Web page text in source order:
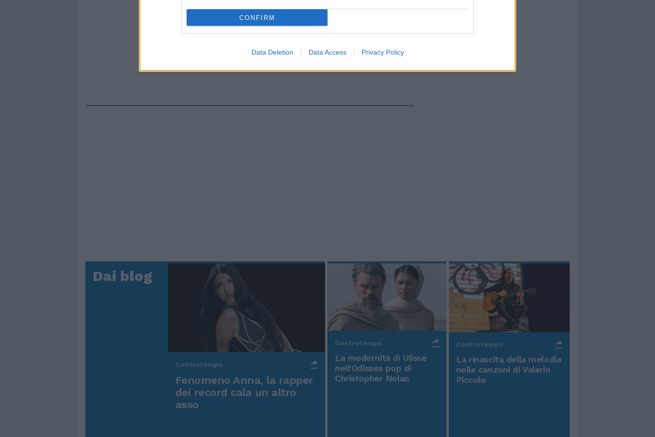
CONFIRM
Data Deletion Data Access Privacy Policy
Dai blog
Controtempo
Fenomeno Anna, la rapper
dei record cala un altro
asso
Controtempo
La modernità di Ulisse
nell'Odissea pop di
Christopher Nolan
Controtempo
La rinascita della melodia
nelle canzoni di Valerio
Piccolo